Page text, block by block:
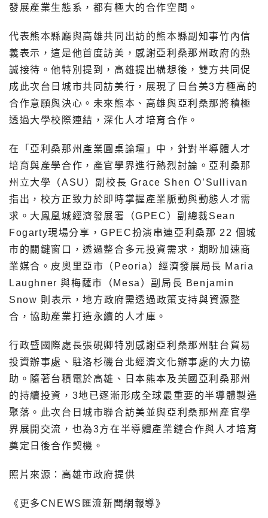
發展產業生態系，都有極大的合作空間。
代表熊本縣廳與高雄共同出訪的熊本縣副知事竹內信
義表示，這是他首度訪美，感謝亞利桑那州政府的熱
誠接待。他特別提到，高雄提出構想後，雙方共同促
成此次台日城市共同訪美行，展現了日台美3方極高的
合作意願與決心。未來熊本、高雄與亞利桑那將積極
透過大學校際連結，深化人才培育合作。
在「亞利桑那州產業圓桌論壇」中，針對半導體人才
培育與產學合作，產官學界進行熱烈討論。亞利桑那
州立大學（ASU）副校長 Grace Shen O’Sullivan
指出，校方正致力於即時掌握產業脈動與動態人才需
求。大鳳凰城經濟發展署（GPEC）副總裁Sean
Fogarty現場分享，GPEC扮演串連亞利桑那 22 個城
市的關鍵窗口，透過整合多元投資需求，期盼加速商
業媒合。皮奧里亞市（Peoria）經濟發展局長 Maria
Laughner 與梅薩市（Mesa）副局長 Benjamin
Snow 則表示，地方政府需透過政策支持與資源整
合，協助產業打造永續的人才庫。
行政暨國際處長張硯卿特別感謝亞利桑那州駐台貿易
投資辦事處、駐洛杉磯台北經濟文化辦事處的大力協
助。隨著台積電於高雄、日本熊本及美國亞利桑那州
的持續投資，3地已逐漸形成全球最重要的半導體製造
聚落。此次台日城市聯合訪美並與亞利桑那州產官學
界展開交流，也為3方在半導體產業鏈合作與人才培育
奠定日後合作契機。
照片來源：高雄市政府提供
《更多CNEWS匯流新聞網報導》